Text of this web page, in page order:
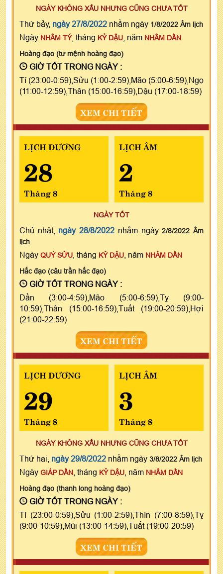
NGÀY KHÔNG XẤU NHƯNG CŨNG CHƯA TỐT
Thứ bảy, ngày 27/8/2022 nhằm ngày 1/8/2022 Âm lịch
Ngày NHÂM TÝ, tháng KỶ DẬU , năm NHÂM DẦN
Hoàng đạo (tư mệnh hoàng đạo)
GIỜ TỐT TRONG NGÀY :
Tí (23:00-0:59),Sửu (1:00-2:59),Mão (5:00-6:59),Ngọ
(11:00-12:59),Thân (15:00-16:59),Dậu (17:00-18:59)
XEM CHI TIẾT
LỊCH DƯƠNG
28
Tháng 8
LỊCH ÂM
2
Tháng 8
NGÀY TỐT
Chủ nhật, ngày 28/8/2022 nhằm ngày2/8/2022 Âm
lịch
Ngày QUÝ SỬU , tháng KỶ DẬU , năm NHÂM DẦN
Hắc đạo (câu trần hắc đạo)
GIỜ TỐT TRONG NGÀY :
Dần (3:00-4:59),Mão (5:00-6:59),Tỵ (9:00-
10:59),Thân (15:00-16:59),Tuất (19:00-20:59),Hợi
(21:00-22:59)
XEM CHI TIẾT
LỊCH DƯƠNG
29
Tháng 8
LỊCH ÂM
3
Tháng 8
NGÀY KHÔNG XẤU NHƯNG CŨNG CHƯA TỐT
Thứ hai, ngày 29/8/2022 nhằm ngày 3/8/2022 Âm lịch
Ngày GIÁP DẦN , tháng KỶ DẬU , năm NHÂM DẦN
Hoàng đạo (thanh long hoàng đạo)
GIỜ TỐT TRONG NGÀY :
Tí (23:00-0:59),Sửu (1:00-2:59),Thìn (7:00-8:59),Tỵ
(9:00-10:59),Mùi (13:00-14:59),Tuất (19:00-20:59)
XEM CHI TIẾT